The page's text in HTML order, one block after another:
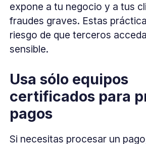
expone a tu negocio y a tus
fraudes graves. Estas
riesgo de que terceros
sensible.
Usa sólo equipos
certificados para
pagos
Si necesitas procesar un